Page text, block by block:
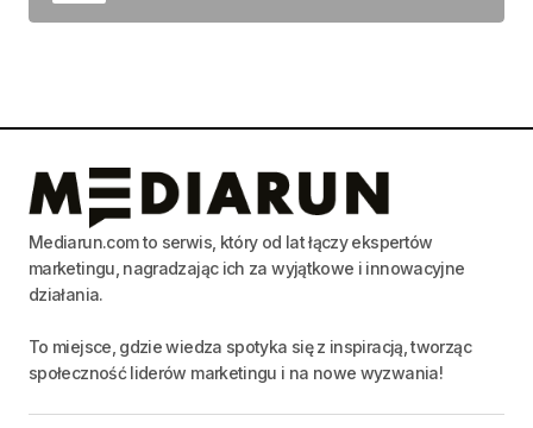
Mediarun.com to serwis, który od lat łączy ekspertów
marketingu, nagradzając ich za wyjątkowe i innowacyjne
działania.
To miejsce, gdzie wiedza spotyka się z inspiracją, tworząc
społeczność liderów marketingu i na nowe wyzwania!